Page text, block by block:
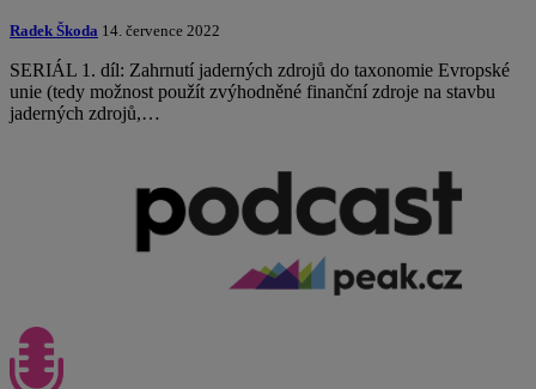
Radek Škoda 14. července 2022
SERIÁL 1. díl: Zahrnutí jaderných zdrojů do taxonomie Evropské
unie (tedy možnost použít zvýhodněné finanční zdroje na stavbu
jaderných zdrojů,…